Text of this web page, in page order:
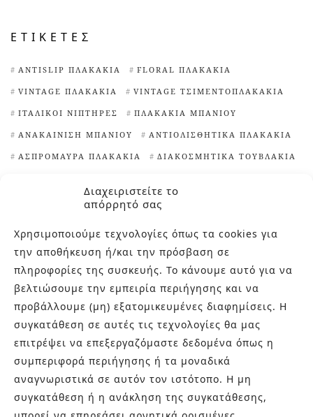
Διαχειριστείτε το
απόρρητό σας
Χρησιμοποιούμε τεχνολογίες όπως τα cookies για
την αποθήκευση ή/και την πρόσβαση σε
πληροφορίες της συσκευής. Το κάνουμε αυτό για να
βελτιώσουμε την εμπειρία περιήγησης και να
προβάλλουμε (μη) εξατομικευμένες διαφημίσεις. Η
συγκατάθεση σε αυτές τις τεχνολογίες θα μας
επιτρέψει να επεξεργαζόμαστε δεδομένα όπως η
συμπεριφορά περιήγησης ή τα μοναδικά
αναγνωριστικά σε αυτόν τον ιστότοπο. Η μη
συγκατάθεση ή η ανάκληση της συγκατάθεσης,
ΕΤΙΚΈΤΕΣ
ANTISLIP ΠΛΑΚΆΚΙΑ FLORAL ΠΛΑΚΆΚΙΑ
VINTAGE ΠΛΑΚΆΚΙΑ VINTAGE ΤΣΙΜΕΝΤΟΠΛΑΚΆΚΙΑ
ΙΤΑΛΙΚΟΊ ΝΙΠΤΉΡΕΣ ΠΛΑΚΆΚΙΑ ΜΠΆΝΙΟΥ
ΑΝΑΚΑΊΝΙΣΗ ΜΠΆΝΙΟΥ ΑΝΤΙΟΛΙΣΘΗΤΙΚΆ ΠΛΑΚΆΚΙΑ
ΑΣΠΡΌΜΑΥΡΑ ΠΛΑΚΆΚΙΑ ΔΙΑΚΟΣΜΗΤΙΚΆ ΤΟΥΒΛΆΚΙΑ
ΙΔΈΕΣ ΓΙΑ ΠΛΑΚΆΚΙΑ ΚΟΥΖΊΝΑΣ
ΙΔΙΑΊΤΕΡΑ ΠΛΑΚΆΚΙΑ ΚΟΥΖΊΝΑΣ
ΙΔΙΑΊΤΕΡΕΣ ΨΗΦΊΔΕΣ ΠΙΣΊΝΑΣ
ΚΑΘΑΡΙΣΤΙΚΌ ΑΛΆΤΩΝ ΜΑΡΟΚΙΝΆ ΠΛΑΚΆΚΙΑ
ΜΠΑΝΙΈΡΕΣ ΕΛΕΎΘΕΡΗΣ ΤΟΠΟΘΈΤΗΣΗΣ ΝΙΠΤΉΡΕΣ
ΝΙΠΤΉΡΕΣ ΜΠΆΝΙΟΥ ΠΙΣΊΝΕΣ
ΠΛΑΚΆΚΙΑ TERRAZZO ΠΛΑΚΆΚΙΑ ΑΠΟΜΊΜΗΣΗ ΞΎΛΟΥ
ΠΛΑΚΆΚΙΑ ΓΙΑ ΕΠΈΝΔΥΣΗ ΤΟΊΧΩΝ
ΠΛΑΚΆΚΙΑ ΕΞΩΤΕΡΙΚΟΎ ΧΏΡΟΥ ΠΛΑΚΆΚΙΑ ΚΟΥΖΊΝΑΣ